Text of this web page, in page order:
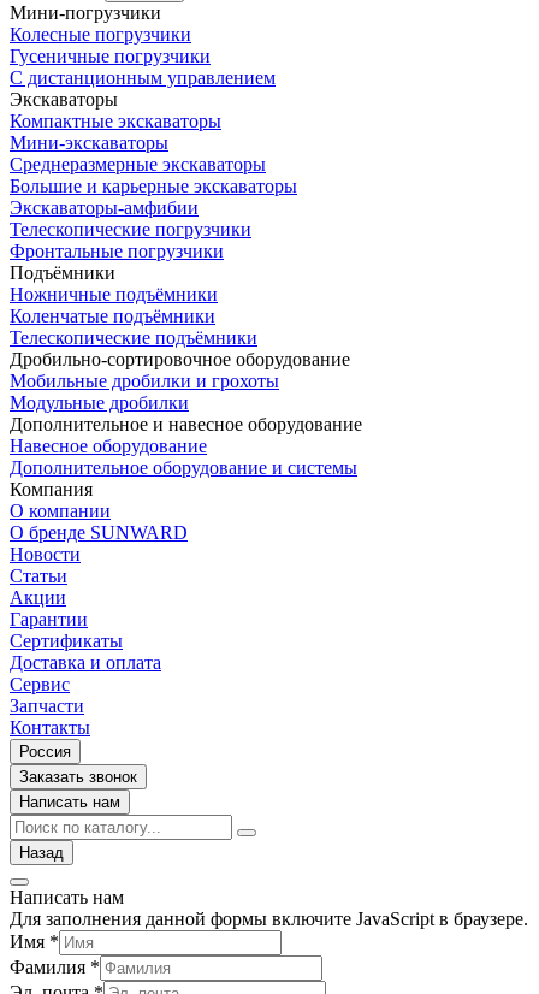
Мини-погрузчики
Колесные погрузчики
Гусеничные погрузчики
С дистанционным управлением
Экскаваторы
Компактные экскаваторы
Мини-экскаваторы
Среднеразмерные экскаваторы
Большие и карьерные экскаваторы
Экскаваторы-амфибии
Телескопические погрузчики
Фронтальные погрузчики
Подъёмники
Ножничные подъёмники
Коленчатые подъёмники
Телескопические подъёмники
Дробильно-сортировочное оборудование
Мобильные дробилки и грохоты
Модульные дробилки
Дополнительное и навесное оборудование
Навесное оборудование
Дополнительное оборудование и системы
Компания
О компании
О бренде SUNWARD
Новости
Статьи
Акции
Гарантии
Сертификаты
Доставка и оплата
Сервис
Запчасти
Контакты
Россия
Заказать звонок
Написать нам
Назад
Написать нам
Для заполнения данной формы включите JavaScript в браузере.
Имя *
Фамилия *